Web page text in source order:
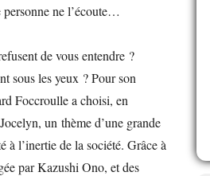
personne ne l’écoute…
de vous entendre ?
sous les yeux ? Pour son
Foccroulle a choisi, en
un thème d’une grande
à l’inertie de la société. Grâce à
par Kazushi Ono, et des